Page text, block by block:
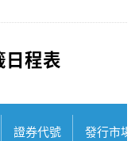
日程表
證券代號 發行市場